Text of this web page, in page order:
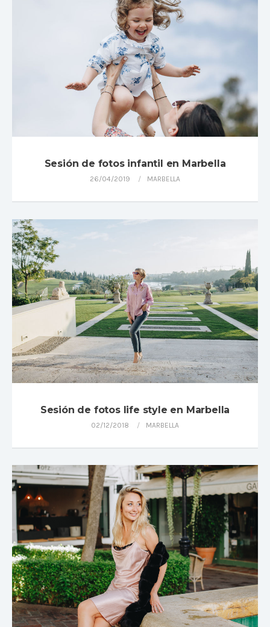
Sesión de fotos infantil en Marbella
26/04/2019 MARBELLA
Sesión de fotos life style en Marbella
02/12/2018 MARBELLA